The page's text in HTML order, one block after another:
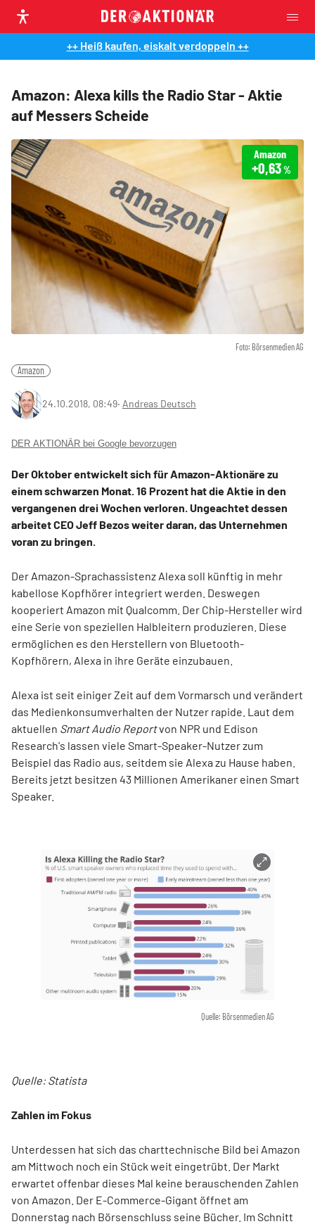
++ Heiß kaufen, eiskalt verdoppeln ++
Amazon: Alexa kills the Radio Star - Aktie
auf Messers Scheide
Foto: Börsenmedien AG
Amazon
+0,63%
Amazon
24.10.2018, 08:49‧ Andreas Deutsch
DER AKTIONÄR bei Google bevorzugen
Der Oktober entwickelt sich für Amazon-Aktionäre zu
einem schwarzen Monat. 16 Prozent hat die Aktie in den
vergangenen drei Wochen verloren. Ungeachtet dessen
arbeitet CEO Jeff Bezos weiter daran, das Unternehmen
voran zu bringen.
Der Amazon-Sprachassistenz Alexa soll künftig in mehr
kabellose Kopfhörer integriert werden. Deswegen
kooperiert Amazon mit Qualcomm. Der Chip-Hersteller wird
eine Serie von speziellen Halbleitern produzieren. Diese
ermöglichen es den Herstellern von Bluetooth-
Kopfhörern, Alexa in ihre Geräte einzubauen.
Alexa ist seit einiger Zeit auf dem Vormarsch und verändert
das Medienkonsumverhalten der Nutzer rapide. Laut dem
aktuellen Smart Audio Reportvon NPR und Edison
Research's lassen viele Smart-Speaker-Nutzer zum
Beispiel das Radio aus, seitdem sie Alexa zu Hause haben.
Bereits jetzt besitzen 43 Millionen Amerikaner einen Smart
Speaker.
Quelle: Börsenmedien AG
Quelle: Statista
Zahlen im Fokus
Unterdessen hat sich das charttechnische Bild bei Amazon
am Mittwoch noch ein Stück weit eingetrübt. Der Markt
erwartet offenbar dieses Mal keine berauschenden Zahlen
von Amazon. Der E-Commerce-Gigant öffnet am
Donnerstag nach Börsenschluss seine Bücher. Im Schnitt